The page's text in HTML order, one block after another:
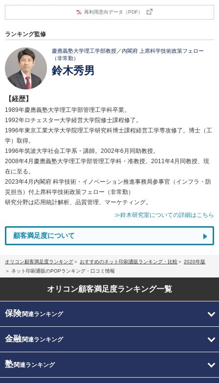
再利用意向データ（PDF）
ランキング監修
慶應義塾大学理工学部教授／内閣府 上席科学技術政策フェロー
（非常勤）
鈴木秀男
【経歴】
1989年慶應義塾大学理工学部管理工学科卒業。
1992年ロチェスター大学経営大学院修士課程修了。
1996年東京工業大学大学院理工学研究科博士課程経営工学専攻修了。博士（工
学）取得。
1996年筑波大学社会工学系・講師。2002年6月同助教授。
2008年4月慶應義塾大学理工学部管理工学科・准教授。2011年4月同教授、現
在に至る。
2023年4月内閣府 科学技術・イノベーション推進事務局参事官（インフラ・防
災担当）付上席科学技術政策フェロー（非常勤）
研究分野は応用統計解析、品質管理、マーケティング。
≫鈴木研究室についての詳細はこちら
顧客満足度について
オリコン顧客満足度ランキング おすすめのネット印刷通販ランキング・比較
2020年版
ネット印刷通販のPOPランキング・口コミ情報
オリコン顧客満足度ランキング一覧
保険関連ランキング
金融関連ランキング
塾関連ランキング